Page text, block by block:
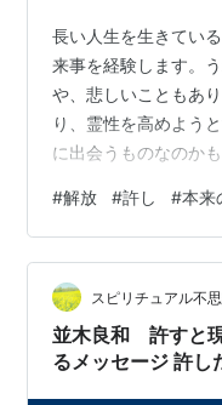
長い人生を生きてい
来事を経験します。
や、悲しいこともあ
り、霊性を高めよう
に出会うものなのか
いた師に騙された経
とがありました。 そ
しいときに不思議な
ろで支えられてきた
悔しいこと、つらい
どうやってそれを乗
#解放 #許し #本来
スピリチュアル不
並木良和 許すと
るメッセージ 許した瞬間、人生が変わる 本当の